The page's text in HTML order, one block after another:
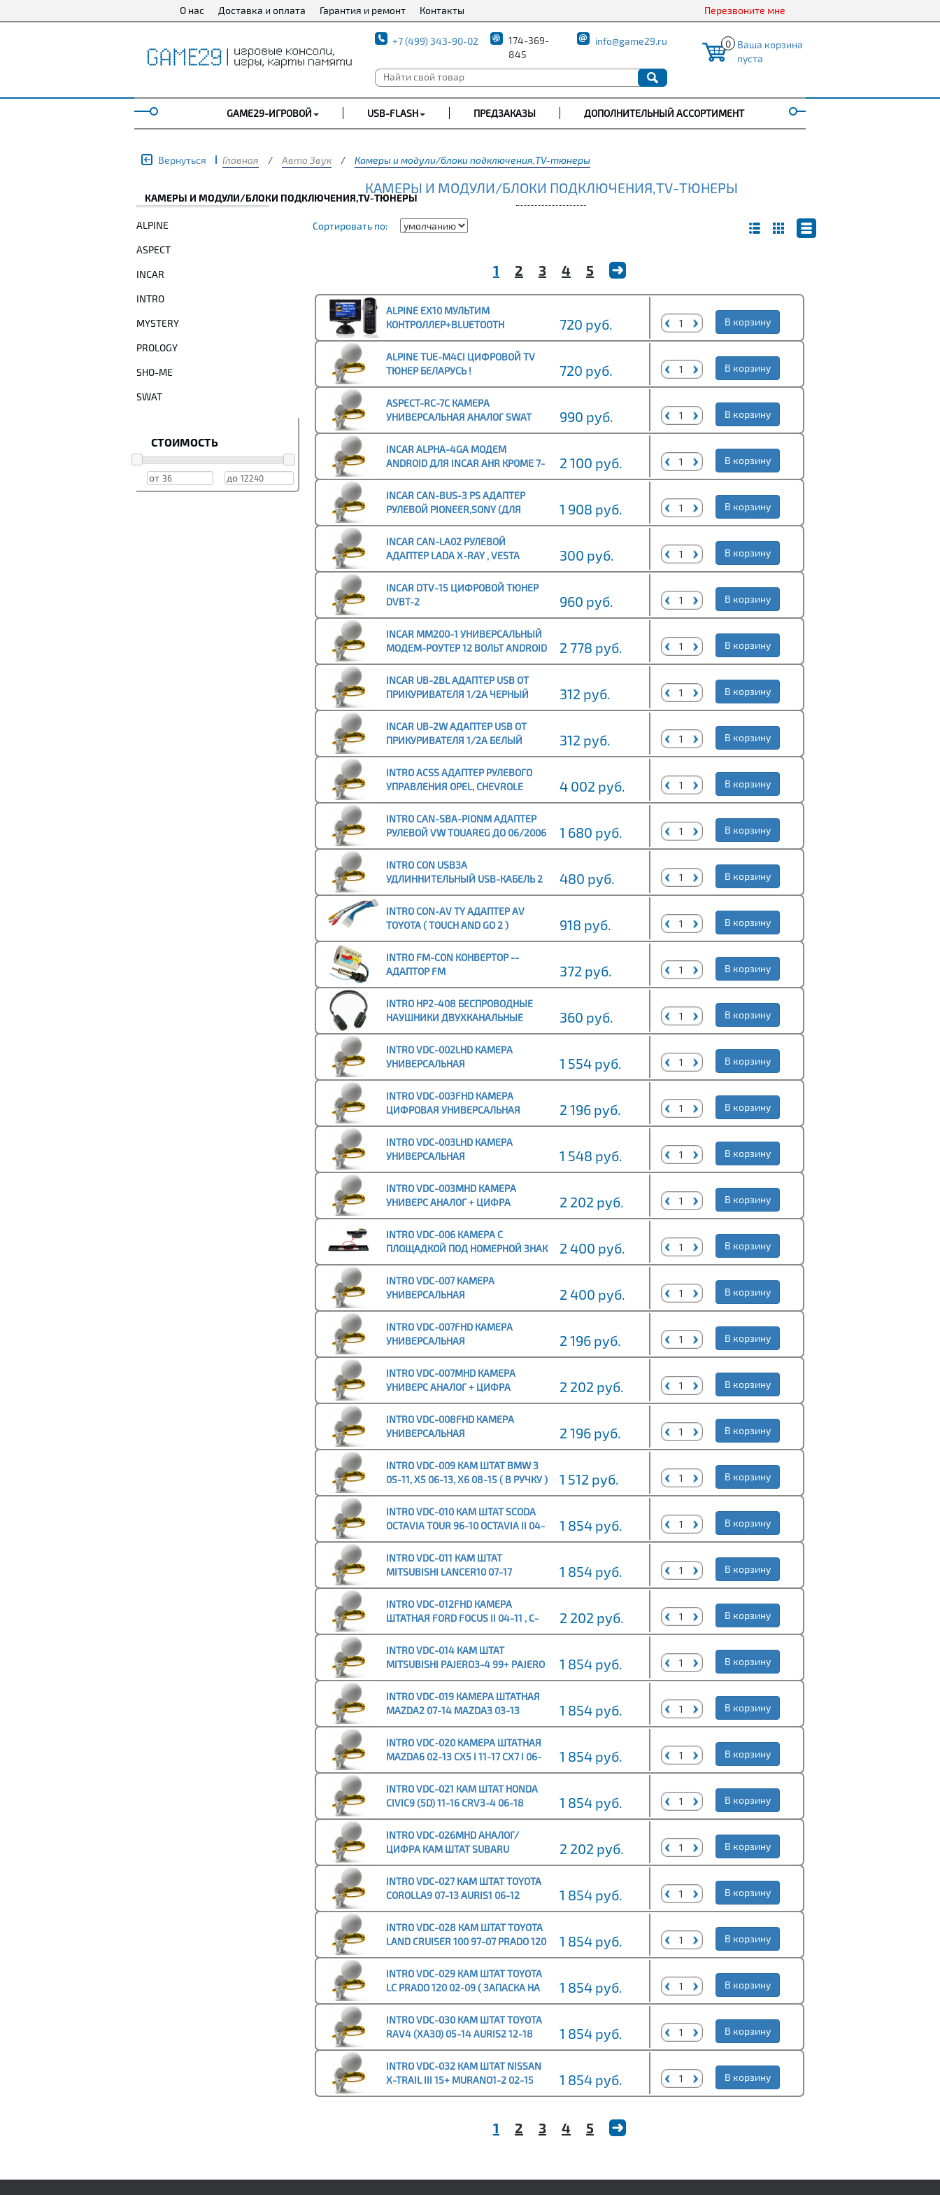
О нас Доставка и оплата Гарантия и ремонт Контакты Перезвоните мне
+7 (499) 343-90-02
174-369-
845
info@game29.ru 0 Ваша корзина
пуста
GAME29-ИГРОВОЙ USB-FLASH ПРЕДЗАКАЗЫ ДОПОЛНИТЕЛЬНЫЙ АССОРТИМЕНТ
Вернуться Главная / Авто Звук / Камеры и модули/блоки подключения,TV-тюнеры
КАМЕРЫ И МОДУЛИ/БЛОКИ ПОДКЛЮЧЕНИЯ,TV-ТЮНЕРЫ
ALPINE
ASPECT
INCAR
INTRO
MYSTERY
PROLOGY
SHO-ME
SWAT
СТОИМОСТЬ
от до
КАМЕРЫ И МОДУЛИ/БЛОКИ ПОДКЛЮЧЕНИЯ,TV-ТЮНЕРЫ
Сортировать по:
1 2 3 4 5
ALPINE EX10 МУЛЬТИМ
КОНТРОЛЛЕР+BLUETOOTH
720 руб. В корзину
ALPINE TUE-M4CI ЦИФРОВОЙ TV
ТЮНЕР БЕЛАРУСЬ !
720 руб. В корзину
ASPECT-RC-7C КАМЕРА
УНИВЕРСАЛЬНАЯ АНАЛОГ SWAT
VDC-007
990 руб. В корзину
INCAR ALPHA-4GA МОДЕМ
ANDROID ДЛЯ INCAR AHR КРОМЕ 7-
Й СЕРИИ
2 100 руб. В корзину
INCAR CAN-BUS-3 PS АДАПТЕР
РУЛЕВОЙ PIONEER,SONY (ДЛЯ
КАНШИНЫ 12 В)
1 908 руб. В корзину
INCAR CAN-LA02 РУЛЕВОЙ
АДАПТЕР LADA X-RAY , VESTA
(INCAR/SWAT )
300 руб. В корзину
INCAR DTV-15 ЦИФРОВОЙ ТЮНЕР
DVBT-2
960 руб. В корзину
INCAR MM200-1 УНИВЕРСАЛЬНЫЙ
МОДЕМ-РОУТЕР 12 ВОЛЬТ ANDROID
4G
2 778 руб. В корзину
INCAR UB-2BL АДАПТЕР USB ОТ
ПРИКУРИВАТЕЛЯ 1/2А ЧЕРНЫЙ
312 руб. В корзину
INCAR UB-2W АДАПТЕР USB ОТ
ПРИКУРИВАТЕЛЯ 1/2А БЕЛЫЙ
312 руб. В корзину
INTRO ACSS АДАПТЕР РУЛЕВОГО
УПРАВЛЕНИЯ OPEL, CHEVROLE
CRUZE 08+ / PIONEER,SONY
4 002 руб. В корзину
INTRO CAN-SBA-PIONM АДАПТЕР
РУЛЕВОЙ VW TOUAREG ДО 06/2006
POLO T5 PORSCHE CAYENNE ДО 2010
ДЛЯPIONEER
1 680 руб. В корзину
INTRO CON USB3A
УДЛИННИТЕЛЬНЫЙ USB-КАБЕЛЬ 2
М
480 руб. В корзину
INTRO CON-AV TY АДАПТЕР AV
TOYOTA ( TOUCH AND GO 2 )
918 руб. В корзину
INTRO FM-CON КОНВЕРТОР --
АДАПТОР FM
372 руб. В корзину
INTRO HP2-408 БЕСПРОВОДНЫЕ
НАУШНИКИ ДВУХКАНАЛЬНЫЕ
360 руб. В корзину
INTRO VDC-002LHD КАМЕРА
УНИВЕРСАЛЬНАЯ
1 554 руб. В корзину
INTRO VDC-003FHD КАМЕРА
ЦИФРОВАЯ УНИВЕРСАЛЬНАЯ
1080P ( 1920X1080 )
2 196 руб. В корзину
INTRO VDC-003LHD КАМЕРА
УНИВЕРСАЛЬНАЯ
1 548 руб. В корзину
INTRO VDC-003MHD КАМЕРА
УНИВЕРС АНАЛОГ + ЦИФРА
2 202 руб. В корзину
INTRO VDC-006 КАМЕРА С
ПЛОЩАДКОЙ ПОД НОМЕРНОЙ ЗНАК
SONY
2 400 руб. В корзину
INTRO VDC-007 КАМЕРА
УНИВЕРСАЛЬНАЯ
2 400 руб. В корзину
INTRO VDC-007FHD КАМЕРА
УНИВЕРСАЛЬНАЯ
2 196 руб. В корзину
INTRO VDC-007MHD КАМЕРА
УНИВЕРС АНАЛОГ + ЦИФРА
2 202 руб. В корзину
INTRO VDC-008FHD КАМЕРА
УНИВЕРСАЛЬНАЯ
2 196 руб. В корзину
INTRO VDC-009 КАМ ШТАТ BMW 3
05-11, X5 06-13, X6 08-15 ( В РУЧКУ )
1 512 руб. В корзину
INTRO VDC-010 КАМ ШТАТ SCODA
OCTAVIA TOUR 96-10 OCTAVIA II 04-
13 ROOMSTER 06-15
1 854 руб. В корзину
INTRO VDC-011 КАМ ШТАТ
MITSUBISHI LANCER10 07-17
LANCER9 (SW) 00-10 OUTLANDER
02-08
1 854 руб. В корзину
INTRO VDC-012FHD КАМЕРА
ШТАТНАЯ FORD FOCUS II 04-11 , C-
MAX 03-11
2 202 руб. В корзину
INTRO VDC-014 КАМ ШТАТ
MITSUBISHI PAJERO3-4 99+ PAJERO
SPORT 98-08 LANCER6-7 91-00
GALANT9 03-12
1 854 руб. В корзину
INTRO VDC-019 КАМЕРА ШТАТНАЯ
MAZDA2 07-14 MAZDA3 03-13
1 854 руб. В корзину
INTRO VDC-020 КАМЕРА ШТАТНАЯ
MAZDA6 02-13 CX5 I 11-17 CX7 I 06-
12 CX9 06-12
1 854 руб. В корзину
INTRO VDC-021 КАМ ШТАТ HONDA
CIVIC9 (5D) 11-16 CRV3-4 06-18
FIT2-3 07+ HR-V 98-06 JAZZ1-2 01-
14
1 854 руб. В корзину
INTRO VDC-026MHD АНАЛОГ/
ЦИФРА КАМ ШТАТ SUBARU
FORESTER,IMPREZA,OUTBACK,LEGACY
2 202 руб. В корзину
INTRO VDC-027 КАМ ШТАТ TOYOTA
COROLLA9 07-13 AURIS1 06-12
ALPHARD2 08-14 BYD
1 854 руб. В корзину
INTRO VDC-028 КАМ ШТАТ TOYOTA
LAND CRUISER 100 97-07 PRADO 120
02-09 (ЗАПАСКА ПОД ДНИЩЕМ)
1 854 руб. В корзину
INTRO VDC-029 КАМ ШТАТ TOYOTA
LC PRADO 120 02-09 ( ЗАПАСКА НА
ЗАДНЕЙ ДВЕРИ )
1 854 руб. В корзину
INTRO VDC-030 КАМ ШТАТ TOYOTA
RAV4 (XA30) 05-14 AURIS2 12-18
CHERY TIGO 05-16
1 854 руб. В корзину
INTRO VDC-032 КАМ ШТАТ NISSAN
X-TRAIL III 15+ MURANO1-2 02-15
INFINITY FX/EX 08+
1 854 руб. В корзину
1 2 3 4 5